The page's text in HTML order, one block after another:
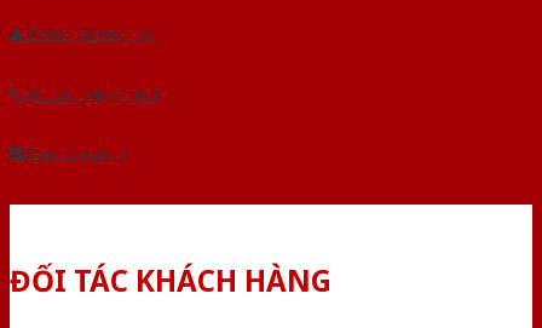
Tải báo giá tổng hợp
Yêu cầu gọi lại (3 phút)
Dành cho đại lý
ĐỐI TÁC KHÁCH HÀNG